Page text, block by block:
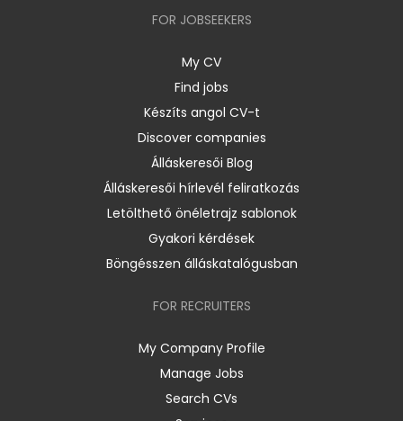
FOR JOBSEEKERS
My CV
Find jobs
Készíts angol CV-t
Discover companies
Álláskeresői Blog
Álláskeresői hírlevél feliratkozás
Letölthető önéletrajz sablonok
Gyakori kérdések
Böngésszen álláskatalógusban
FOR RECRUITERS
My Company Profile
Manage Jobs
Search CVs